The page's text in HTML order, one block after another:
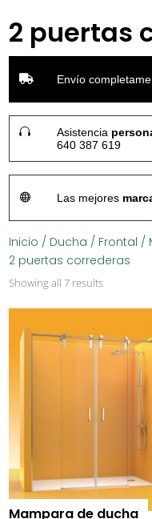
2 puertas
 Envío
 Asistencia
640 387 619
 Las mejores
Inicio / Ducha / Frontal /
2 puertas correderas
Showing all 7 results
Mampara de ducha